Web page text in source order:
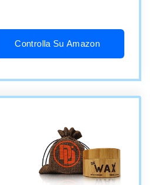
Controlla Su Amazon